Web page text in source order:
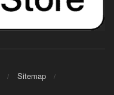
Sitemap